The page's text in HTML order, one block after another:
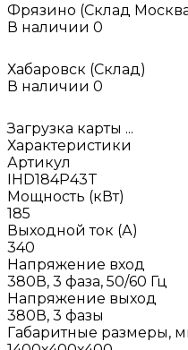
Фрязино (Склад
В наличии 0
Хабаровск (Склад)
В наличии 0
Загрузка карты ...
Характеристики
Артикул
IHD184P43T
Мощность (кВт)
185
Выходной ток (А)
340
Напряжение вход
380В, 3 фаза, 50/60 Гц
Напряжение выход
380В, 3 фазы
Габаритные размеры,